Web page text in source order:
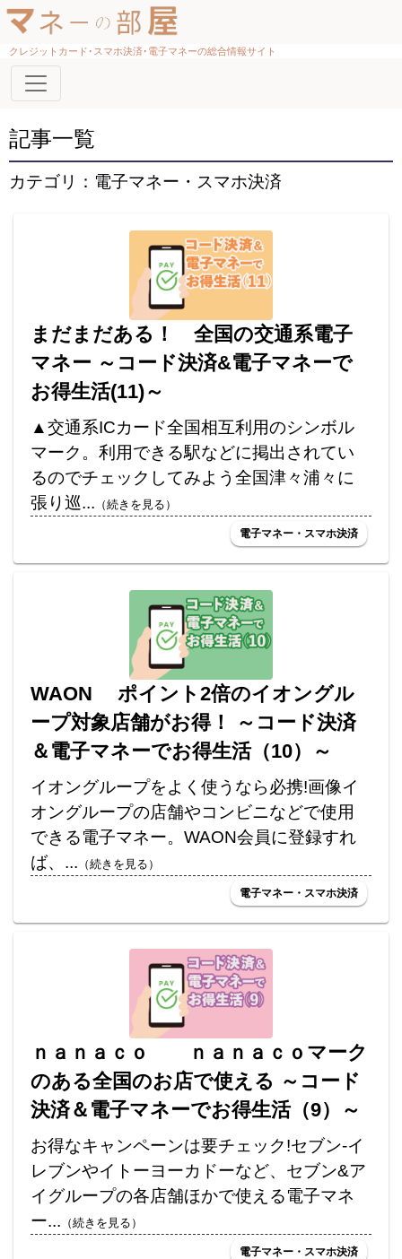
クレジットカード･スマホ決済･電子マネーの総合情報サイト
記事一覧
カテゴリ：電子マネー・スマホ決済
まだまだある！ 全国の交通系電子
マネー ～コード決済&電子マネーで
お得生活(11)～
▲交通系ICカード全国相互利用のシンボル
マーク。利用できる駅などに掲出されてい
るのでチェックしてみよう全国津々浦々に
張り巡... （続きを見る）
電子マネー・スマホ決済
WAON ポイント2倍のイオングル
ープ対象店舗がお得！ ～コード決済
＆電子マネーでお得生活（10）～
イオングループをよく使うなら必携!画像イ
オングループの店舗やコンビニなどで使用
できる電子マネー。WAON会員に登録すれ
ば、... （続きを見る）
電子マネー・スマホ決済
ｎａｎａｃｏ ｎａｎａｃｏマーク
のある全国のお店で使える ～コード
決済＆電子マネーでお得生活（9）～
お得なキャンペーンは要チェック!セブン-イ
レブンやイトーヨーカドーなど、セブン&ア
イグループの各店舗ほかで使える電子マネ
ー... （続きを見る）
電子マネー・スマホ決済